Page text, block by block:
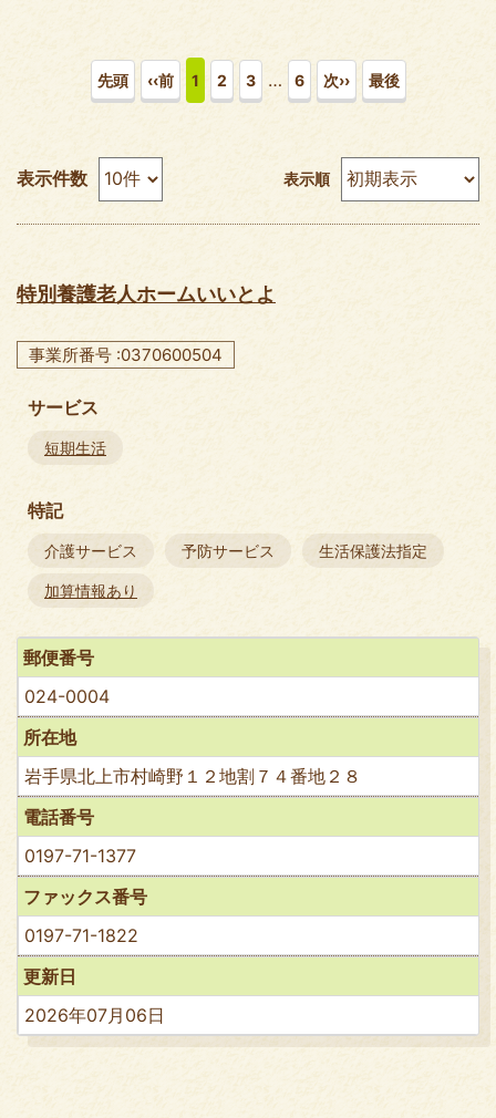
表示件数
先頭 ‹‹前 1 2 3 … 6 次›› 最後
表示順
特別養護老人ホームいいとよ
事業所番号 :0370600504
サービス
短期生活
特記
介護サービス 予防サービス 生活保護法指定
加算情報あり
郵便番号
024-0004
所在地
岩手県北上市村崎野１２地割７４番地２８
電話番号
0197-71-1377
ファックス番号
0197-71-1822
更新日
2026年07月06日